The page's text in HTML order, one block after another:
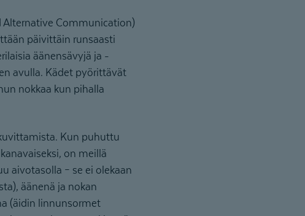
Communication)
päivittäin runsaasti
äänensävyjä ja -
avulla. Kädet pyörittävät
nokkaa kun pihalla
Kun puhuttu
on meillä
aivotasolla – se ei olekaan
äänenä ja nokan
(äidin linnunsormet